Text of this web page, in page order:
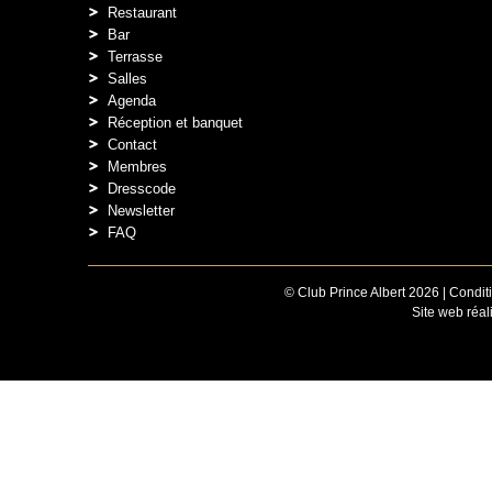
Restaurant
Bar
Terrasse
Salles
Agenda
Réception et banquet
Contact
Membres
Dresscode
Newsletter
FAQ
© Club Prince Albert 2026 |
Site web